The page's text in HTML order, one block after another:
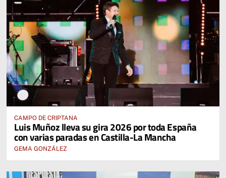
CAMPO DE CRIPTANA
Luis Muñoz lleva su gira 2026 por toda España
con varias paradas en Castilla-La Mancha
GEMA GONZÁLEZ